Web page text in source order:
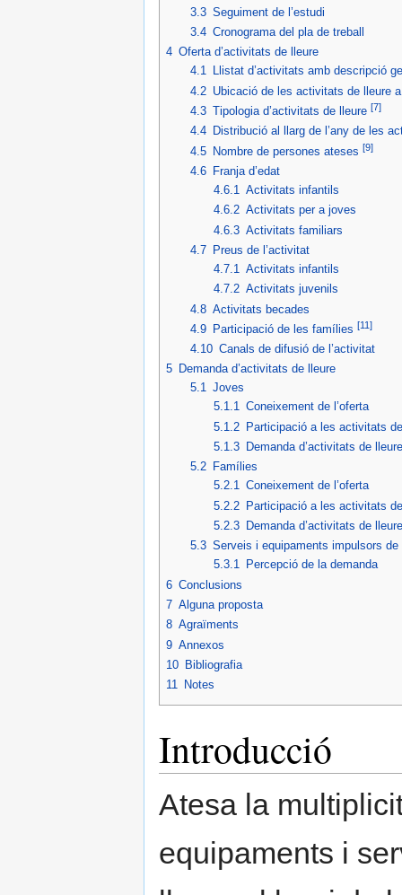
3.3 Seguiment de l’estudi
3.4 Cronograma del pla de treball
4 Oferta d’activitats de lleure
4.1
Llistat d’activitats amb descripció
4.2 Ubicació de les activitats de lleure
4.3 Tipologia d’activitats de lleure [7]
4.4
Distribució al llarg de l’any de les
4.5 Nombre de persones ateses [9]
4.6
Franja d’edat
4.6.1
Activitats infantils
4.6.2 Activitats per a joves
4.6.3 Activitats familiars
4.7
Preus de l’activitat
4.7.1
Activitats infantils
4.7.2 Activitats juvenils
4.8 Activitats becades
4.9
Participació de les famílies [11]
4.10 Canals de difusió de l’activitat
5 Demanda d’activitats de lleure
5.1 Joves
5.1.1 Coneixement de l’oferta
5.1.2 Participació a les activitats
5.1.3 Demanda d’activitats de
5.2
Famílies
5.2.1 Coneixement de l’oferta
5.2.2 Participació a les activitats
5.2.3 Demanda d’activitats de
5.3 Serveis i equipaments impulsors
5.3.1 Percepció de la demanda
6 Conclusions
7 Alguna proposta
8 Agraïments
9 Annexos
10 Bibliografia
11 Notes
Introducció
Atesa la
equipaments i